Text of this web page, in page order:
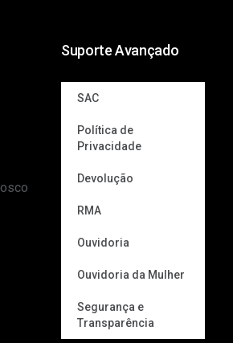
Suporte Avançado
SAC
Política de
Privacidade
Devolução
RMA
Ouvidoria
Ouvidoria da Mulher
Segurança e
Transparência